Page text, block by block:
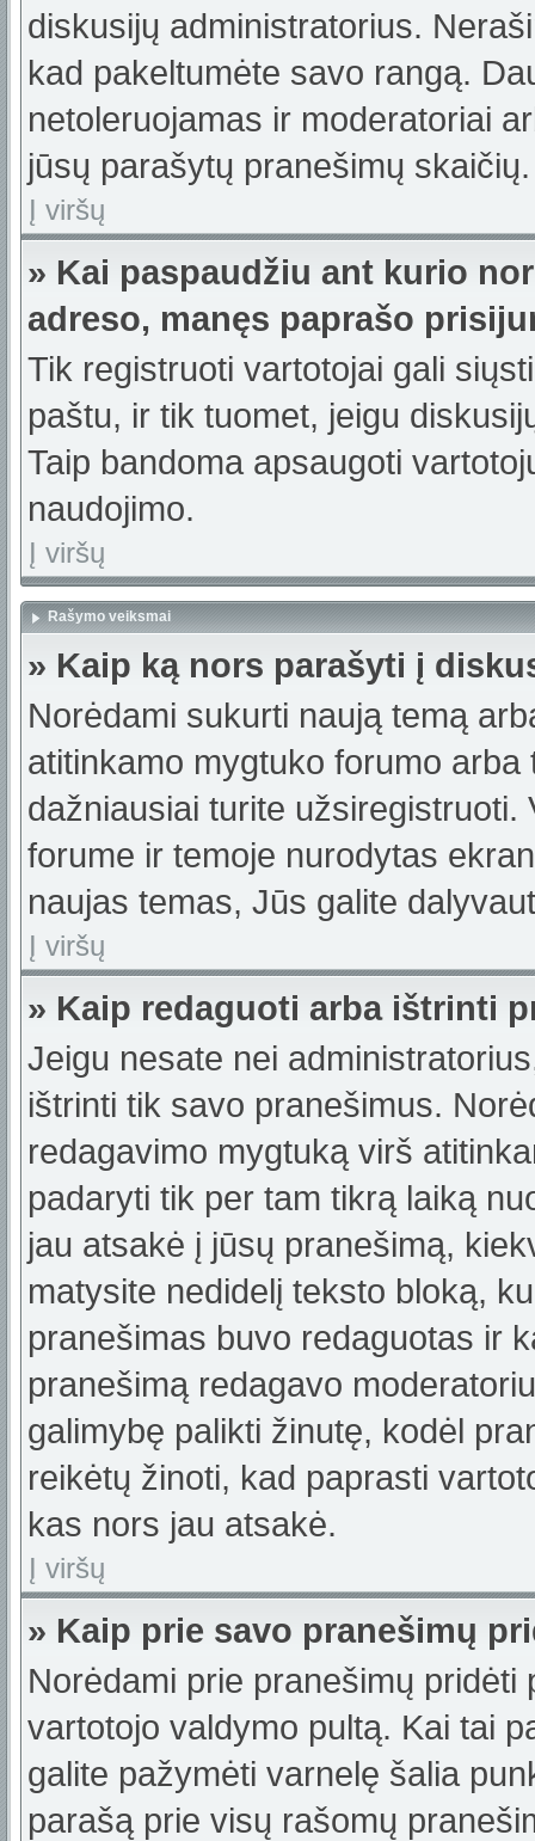
diskusijų administratorius.
kad pakeltumėte savo rangą.
netoleruojamas ir moderatoriai
jūsų parašytų pranešimų skaičių.
Į viršų
» Kai paspaudžiu ant kurio
adreso, manęs paprašo
Tik registruoti vartotojai gali
paštu, ir tik tuomet, jeigu
Taip bandoma apsaugoti
naudojimo.
Į viršų
Rašymo veiksmai
» Kaip ką nors parašyti į
Norėdami sukurti naują temą
atitinkamo mygtuko forumo
dažniausiai turite
forume ir temoje nurodytas
naujas temas, Jūs galite
Į viršų
» Kaip redaguoti arba ištrinti
Jeigu nesate nei
ištrinti tik savo pranešimus.
redagavimo mygtuką virš
padaryti tik per tam tikrą laiką
jau atsakė į jūsų pranešimą,
matysite nedidelį teksto bloką,
pranešimas buvo redaguotas ir
pranešimą redagavo
galimybę palikti žinutę, kodėl
reikėtų žinoti, kad paprasti
kas nors jau atsakė.
Į viršų
» Kaip prie savo pranešimų
Norėdami prie pranešimų
vartotojo valdymo pultą. Kai tai
galite pažymėti varnelę šalia
parašą prie visų rašomų